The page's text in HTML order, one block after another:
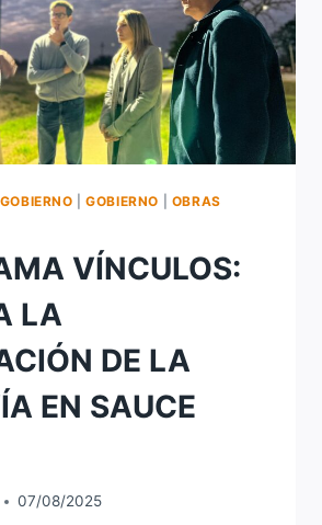
|GOBIERNO
OBRAS
VÍNCULOS:
LA
DE LA
EN SAUCE
07/08/2025